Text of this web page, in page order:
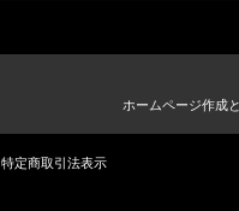
ホームページ作成
特定商取引法表示